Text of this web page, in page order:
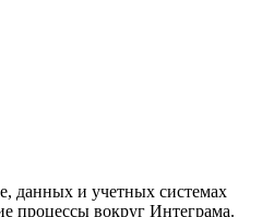
данных и учетных системах
процессы вокруг Интеграма.